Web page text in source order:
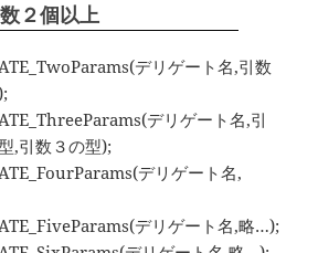
２個以上
デリゲート名,引数
デリゲート名,引
,引数３の型);
デリゲート名,
デリゲート名,略…);